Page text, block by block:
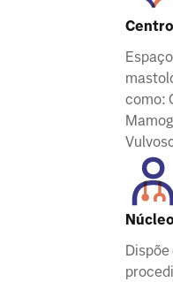
como: